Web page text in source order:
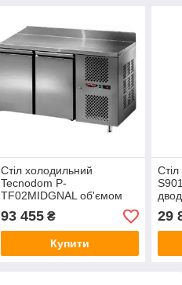
Стіл холодильний
Tecnodom P-
TF02MIDGNAL об'ємом
310 л дводверний
шириною 700 мм із
бортом
93 455₴
Купити
мм
29